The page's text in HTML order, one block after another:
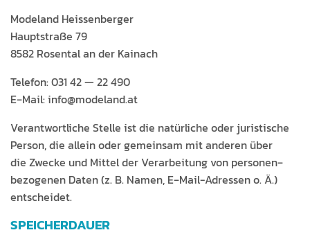
Mod­e­land Heissenberger
Haupt­straße 79
8582 Rosen­tal an der Kainach
Tele­fon: 031 42 — 22 490
E‑Mail: info@modeland.at
Ver­ant­wortliche Stelle ist die natür­liche oder juris­tis­che
Per­son, die allein oder gemein­sam mit anderen über
die Zwecke und Mit­tel der Ver­ar­beitung von per­so­n­en­
be­zo­ge­nen Dat­en (z. B. Namen, E‑Mail-Adressen o. Ä.)
entscheidet.
SPEICHERDAUER